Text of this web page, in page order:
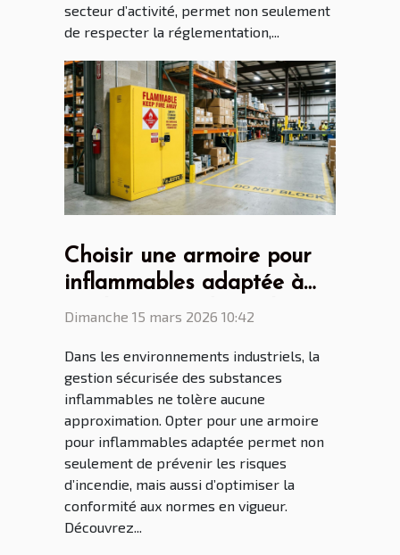
secteur d’activité, permet non seulement
de respecter la réglementation,...
Choisir une armoire pour
inflammables adaptée à
vos besoins industriels
Dimanche 15 mars 2026 10:42
Dans les environnements industriels, la
gestion sécurisée des substances
inflammables ne tolère aucune
approximation. Opter pour une armoire
pour inflammables adaptée permet non
seulement de prévenir les risques
d’incendie, mais aussi d’optimiser la
conformité aux normes en vigueur.
Découvrez...